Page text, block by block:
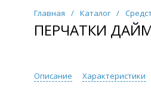
Главная / Каталог /
ПЕРЧАТКИ
Описание Характеристики